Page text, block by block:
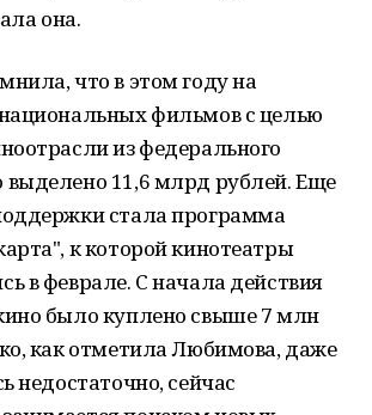
она.
что в этом году на
фильмов с целью
из федерального
11,6 млрд рублей. Еще
стала программа
к которой кинотеатры
в феврале. С начала действия
было куплено свыше 7 млн
как отметила Любимова, даже
недостаточно, сейчас